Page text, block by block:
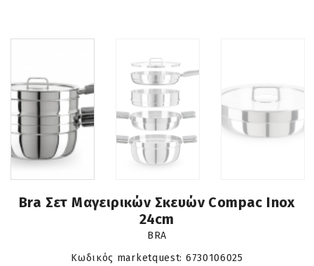
Bra Σετ Μαγειρικών Σκευών Compac Inox
24cm
BRA
Κωδικός marketquest: 6730106025